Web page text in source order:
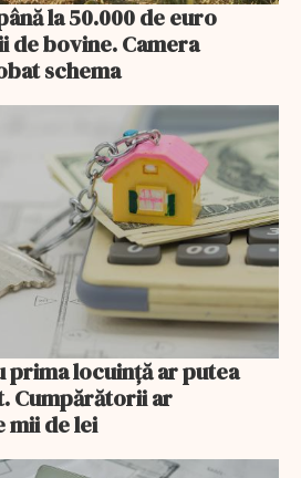
la 50.000 de euro
bovine. Camera
schema
prima locuință ar putea
Cumpărătorii ar
mii de lei